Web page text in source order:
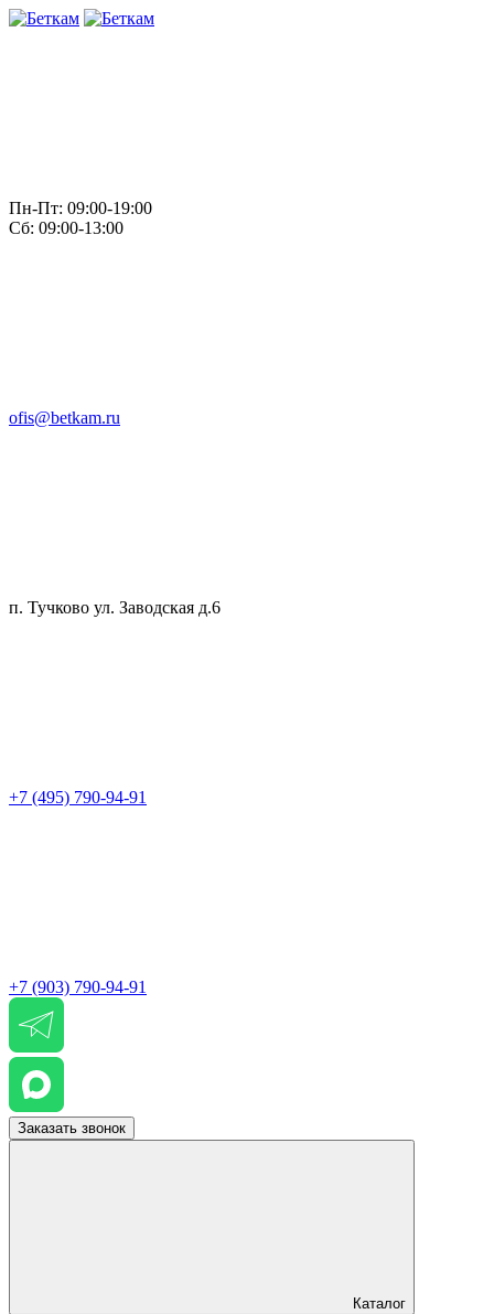
Пн-Пт: 09:00-19:00
Сб: 09:00-13:00
ofis@betkam.ru
п. Тучково ул. Заводская д.6
+7 (495) 790-94-91
+7 (903) 790-94-91
Заказать звонок
Каталог